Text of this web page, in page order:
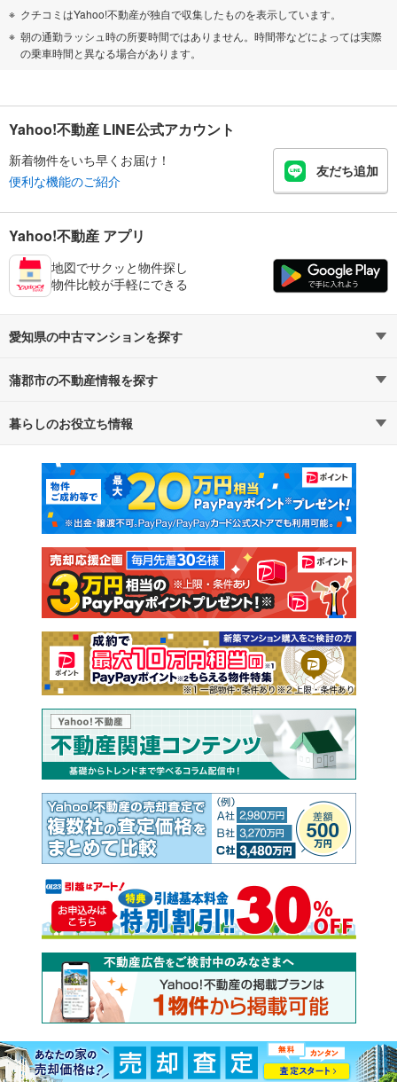
クチコミはYahoo!不動産が独自で収集したものを表示しています。
朝の通勤ラッシュ時の所要時間ではありません。時間帯などによっては実際
の乗車時間と異なる場合があります。
Yahoo!不動産 LINE公式アカウント
新着物件をいち早くお届け！
便利な機能のご紹介
友だち追加
Yahoo!不動産 アプリ
地図でサクッと物件探し
物件比較が手軽にできる
愛知県の中古マンションを探す
路線・駅から探す
通勤・通学時間から探す
蒲郡市の不動産情報を探す
不動産・住宅
新築マンション 中古マンション
新築一戸建て 中古一戸建て
注文住宅 土地
売却査定
暮らしのお役立ち情報
マンションカタログ 教えて！住まいの先生